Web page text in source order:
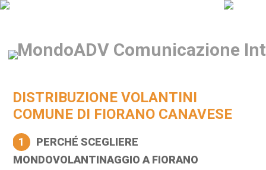
DISTRIBUZIONE VOLANTINI
COMUNE DI FIORANO CANAVESE
1
PERCHÉ SCEGLIERE
MONDOVOLANTINAGGIO A FIORANO